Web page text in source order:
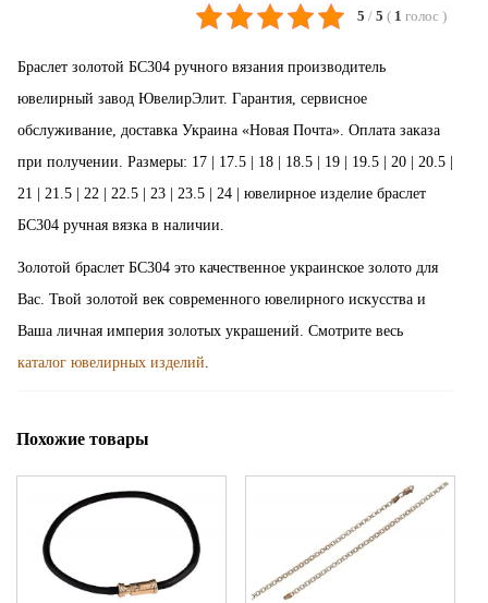
5 / 5 ( 1 голос )
Браслет золотой БС304 ручного вязания производитель
ювелирный завод ЮвелирЭлит. Гарантия, сервисное
обслуживание, доставка Украина «Новая Почта». Оплата заказа
при получении. Размеры: 17 | 17.5 | 18 | 18.5 | 19 | 19.5 | 20 | 20.5 |
21 | 21.5 | 22 | 22.5 | 23 | 23.5 | 24 | ювелирное изделие браслет
БС304 ручная вязка в наличии.
Золотой браслет БС304 это качественное украинское золото для
Вас. Твой золотой век современного ювелирного искусства и
Ваша личная империя золотых украшений. Смотрите весь
каталог ювелирных изделий
Похожие товары